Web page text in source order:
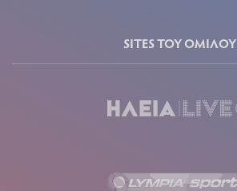
SITES ΤΟΥ ΟΜΙΛΟΥ